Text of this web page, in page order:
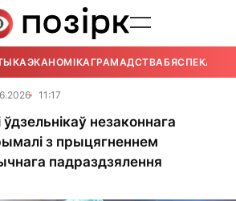
ЭКАНОМІКАГРАМАДСТВАБЯСПЕКА
11:17
ўдзельнікаў незаконнага
з прыцягненнем
падраздзялення